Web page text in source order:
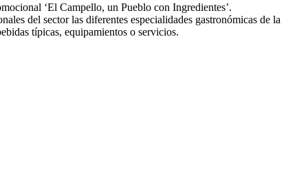
‘El Campello, un Pueblo con Ingredientes’.
del sector las diferentes especialidades gastronómicas de la
típicas, equipamientos o servicios.